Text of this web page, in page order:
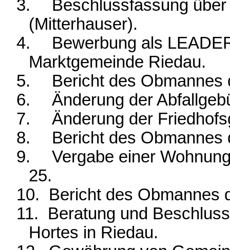
3.
Beschlussfassung
(Mitterhauser).
4.
Bewerbung als
Marktgemeinde Riedau.
5.
Bericht des
6.
Änderung der
7.
Änderung der
8.
Bericht des
9.
Vergabe einer
25.
10.
Bericht des Obmannes
11.
Beratung und
Hortes in Riedau.